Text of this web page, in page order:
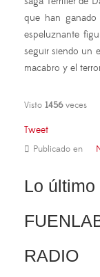
que han
espeluznante
seguir siendo un
macabro y el
Visto 1456veces
Tweet
Publicado en
Lo último
RADIO